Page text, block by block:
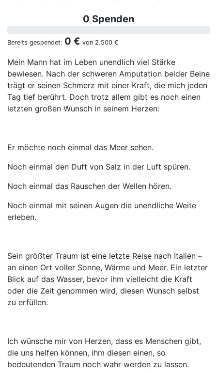
0 Spenden
Bereits gespendet: 0 € von 2.500 €
Mein Mann hat im Leben unendlich viel Stärke
bewiesen. Nach der schweren Amputation beider Beine
trägt er seinen Schmerz mit einer Kraft, die mich jeden
Tag tief berührt. Doch trotz allem gibt es noch einen
letzten großen Wunsch in seinem Herzen:
Er möchte noch einmal das Meer sehen.
Noch einmal den Duft von Salz in der Luft spüren.
Noch einmal das Rauschen der Wellen hören.
Noch einmal mit seinen Augen die unendliche Weite
erleben.
Sein größter Traum ist eine letzte Reise nach Italien –
an einen Ort voller Sonne, Wärme und Meer. Ein letzter
Blick auf das Wasser, bevor ihm vielleicht die Kraft
oder die Zeit genommen wird, diesen Wunsch selbst
zu erfüllen.
Ich wünsche mir von Herzen, dass es Menschen gibt,
die uns helfen können, ihm diesen einen, so
bedeutenden Traum noch wahr werden zu lassen.